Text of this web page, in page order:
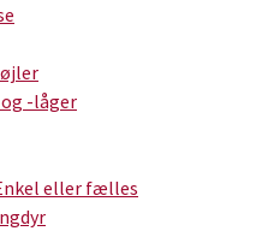
-låger
eller fælles